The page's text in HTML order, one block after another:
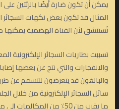
يمكن أن تكون ضارة أيضًا بالرئتين
المثال قد تكون بعض نكهات السجائر
تُستنشق لأن القناة الهضمية يمكنها
تسببت بطاريات السجائر الإلكترونية
والانفجارات والتي نتج عن بعضها
والبالغون قد يتعرضون للتسمم عن
سائل السجائر الإلكترونية من خلال
ما يقرب من 50٪ من